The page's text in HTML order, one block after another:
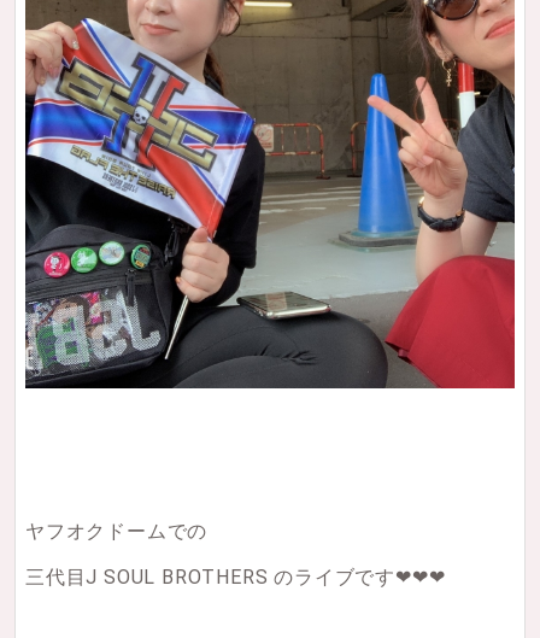
ヤフオクドームでの
三代目J SOUL BROTHERS のライブです❤︎❤︎❤︎